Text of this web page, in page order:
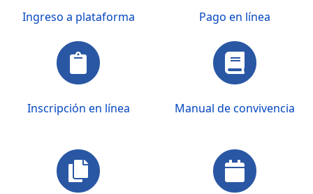
Ingreso a plataforma Pago en línea
Inscripción en línea Manual de convivencia